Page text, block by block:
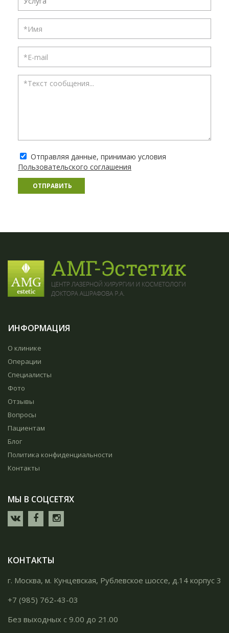
Отправляя данные, принимаю условия
Пользовательского соглашения
ОТПРАВИТЬ
ИНФОРМАЦИЯ
О клинике
Операции
Специалисты
Фото
Отзывы
Вопросы
Пациентам
Блог
Политика конфиденциальности
Контакты
МЫ В СОЦСЕТЯХ
КОНТАКТЫ
г. Москва, м. Кунцевская, Рублевское шоссе, д.14 корпус 3
+7 (985) 762-43-03
Без выходных с 9.00 до 21.00